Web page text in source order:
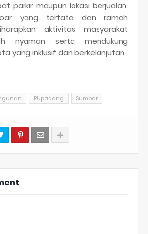
parkir maupun lokasi berjualan.
yang tertata dan ramah
aktivitas masyarakat
nyaman serta mendukung
yang inklusif dan berkelanjutan.
PUpadang Sumbar